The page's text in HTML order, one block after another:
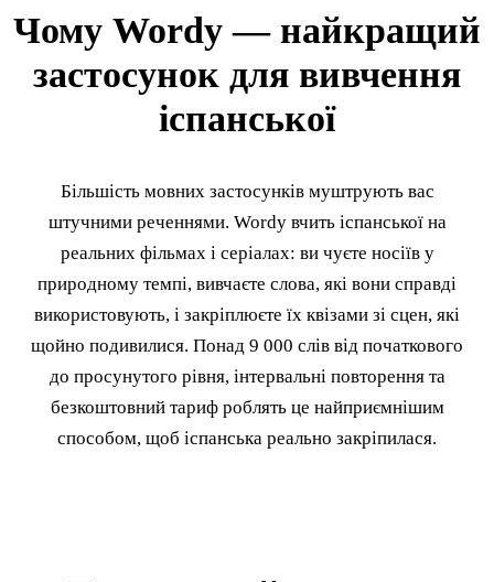
Чому Wordy — найкращий
застосунок для вивчення
іспанської
Більшість мовних застосунків муштрують вас
штучними реченнями. Wordy вчить іспанської на
реальних фільмах і серіалах: ви чуєте носіїв у
природному темпі, вивчаєте слова, які вони справді
використовують, і закріплюєте їх квізами зі сцен, які
щойно подивилися. Понад 9 000 слів від початкового
до просунутого рівня, інтервальні повторення та
безкоштовний тариф роблять це найприємнішим
способом, щоб іспанська реально закріпилася.